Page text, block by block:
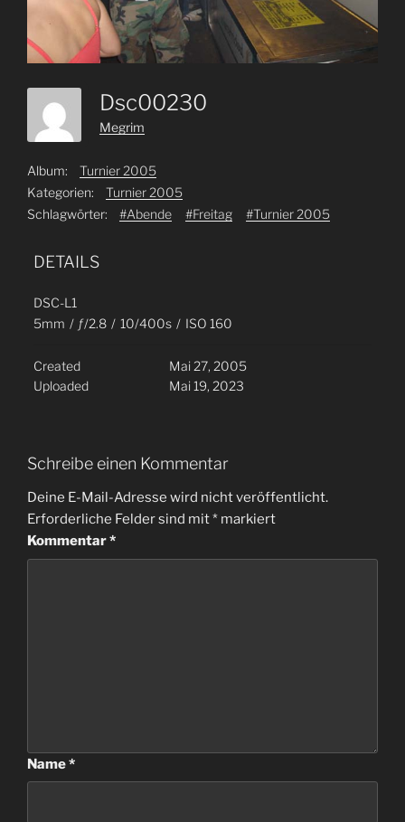
Dsc00230
Megrim
Album:
Turnier 2005
Kategorien:
Turnier 2005
Schlagwörter:
#Abende #Freitag #Turnier 2005
DETAILS
DSC-L1
5mm / ƒ/2.8 / 10/400s / ISO 160
Created
Mai 27, 2005
Uploaded
Mai 19, 2023
Schreibe einen Kommentar
Deine E-Mail-Adresse wird nicht veröffentlicht.
Erforderliche Felder sind mit* markiert
Kommentar*
Name*